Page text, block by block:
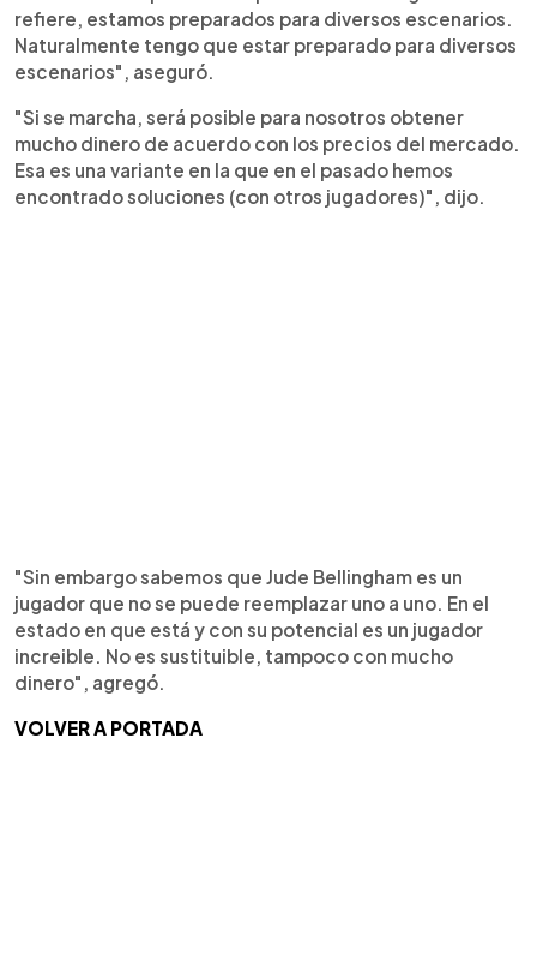
refiere, estamos preparados para diversos escenarios.
Naturalmente tengo que estar preparado para diversos
escenarios", aseguró.
"Si se marcha, será posible para nosotros obtener
mucho dinero de acuerdo con los precios del mercado.
Esa es una variante en la que en el pasado hemos
encontrado soluciones (con otros jugadores)", dijo.
"Sin embargo sabemos que Jude Bellingham es un
jugador que no se puede reemplazar uno a uno. En el
estado en que está y con su potencial es un jugador
increible. No es sustituible, tampoco con mucho
dinero", agregó.
VOLVER A PORTADA